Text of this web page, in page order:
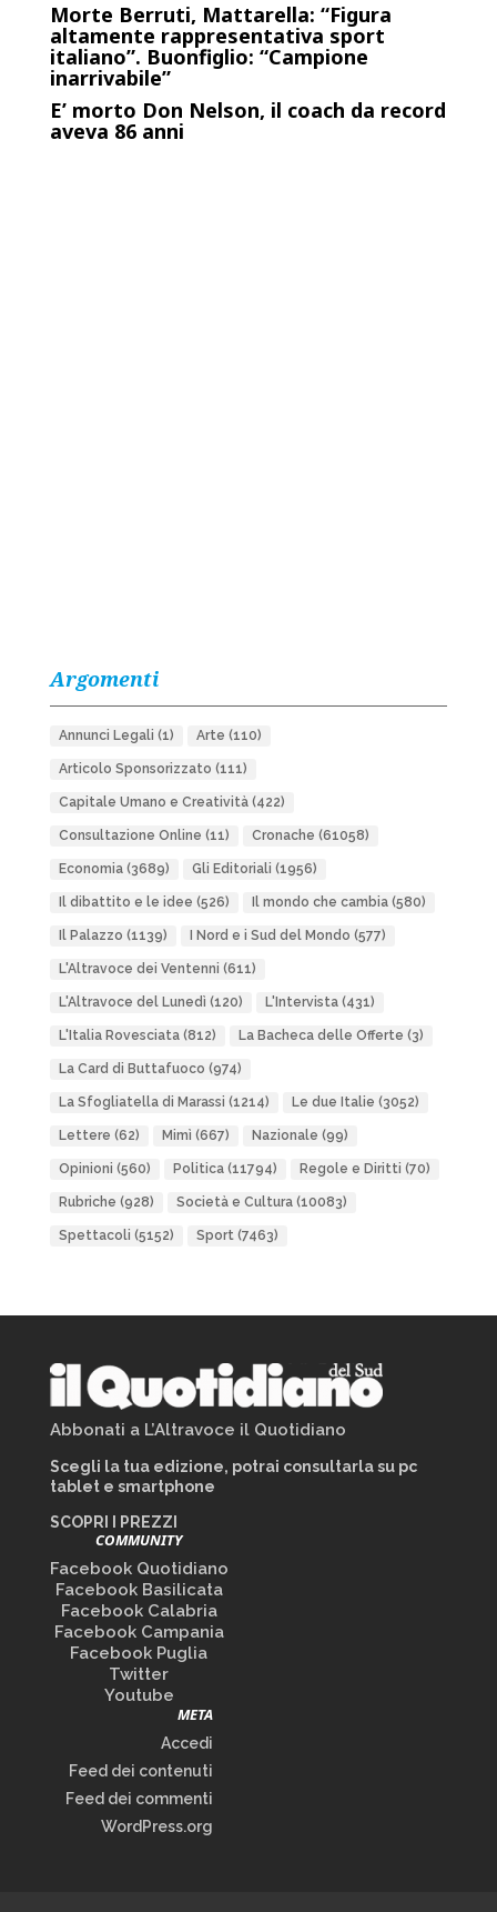
Morte Berruti, Mattarella: “Figura
altamente rappresentativa sport
italiano”. Buonfiglio: “Campione
inarrivabile”
E’ morto Don Nelson, il coach da record
aveva 86 anni
Argomenti
Annunci Legali (1) Arte (110)
Articolo Sponsorizzato (111)
Capitale Umano e Creatività(422)
Consultazione Online (11) Cronache (61058)
Economia(3689) Gli Editoriali (1956)
Il dibattito e le idee (526) Il mondo che cambia(580)
Il Palazzo (1139) I Nord e i Sud del Mondo (577)
L'Altravoce dei Ventenni (611)
L'Altravoce del Lunedì (120) L'Intervista(431)
L'Italia Rovesciata(812) La Bacheca delle Offerte (3)
La Card di Buttafuoco (974)
La Sfogliatella di Marassi (1214) Le due Italie (3052)
Lettere (62) Mimì (667) Nazionale (99)
Opinioni (560) Politica(11794) Regole e Diritti (70)
Rubriche (928) Società e Cultura(10083)
Spettacoli (5152) Sport(7463)
Abbonati a L’Altravoce il Quotidiano
Scegli la tua edizione, potrai consultarla su pc
tablet e smartphone
SCOPRI I PREZZI
COMMUNITY
Facebook Quotidiano
Facebook Basilicata
Facebook Calabria
Facebook Campania
Facebook Puglia
Twitter
Youtube
META
Accedi
Feed dei contenuti
Feed dei commenti
WordPress.org